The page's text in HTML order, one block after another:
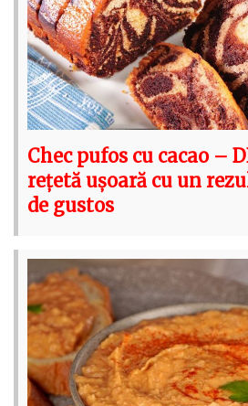
Chec pufos cu cacao –
rețetă ușoară cu un
de gustos